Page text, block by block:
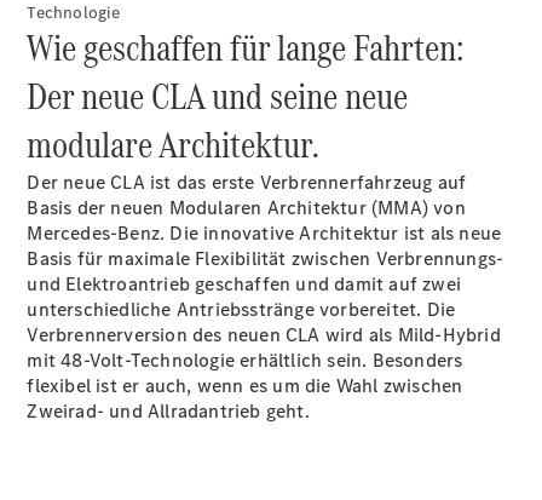
Technologie
Wie geschaffen für lange Fahrten:
Der neue CLA und seine neue
modulare Architektur.
Der neue CLA ist das erste Verbrennerfahrzeug auf
Basis der neuen Modularen Architektur (MMA) von
Mercedes-Benz. Die innovative Architektur ist als neue
Basis für maximale Flexibilität zwischen Verbrennungs-
und Elektroantrieb geschaffen und damit auf zwei
unterschiedliche Antriebsstränge vorbereitet. Die
Verbrennerversion des neuen CLA wird als Mild-Hybrid
mit 48-Volt-Technologie erhältlich sein. Besonders
flexibel ist er auch, wenn es um die Wahl zwischen
Zweirad- und Allradantrieb geht.